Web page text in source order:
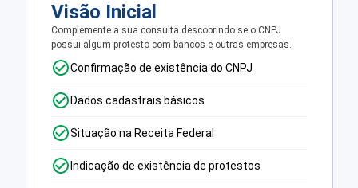
Visão Inicial
Complemente a sua consulta descobrindo se o CNPJ
possui algum protesto com bancos e outras empresas.
Confirmação de existência do CNPJ
Dados cadastrais básicos
Situação na Receita Federal
Indicação de existência de protestos